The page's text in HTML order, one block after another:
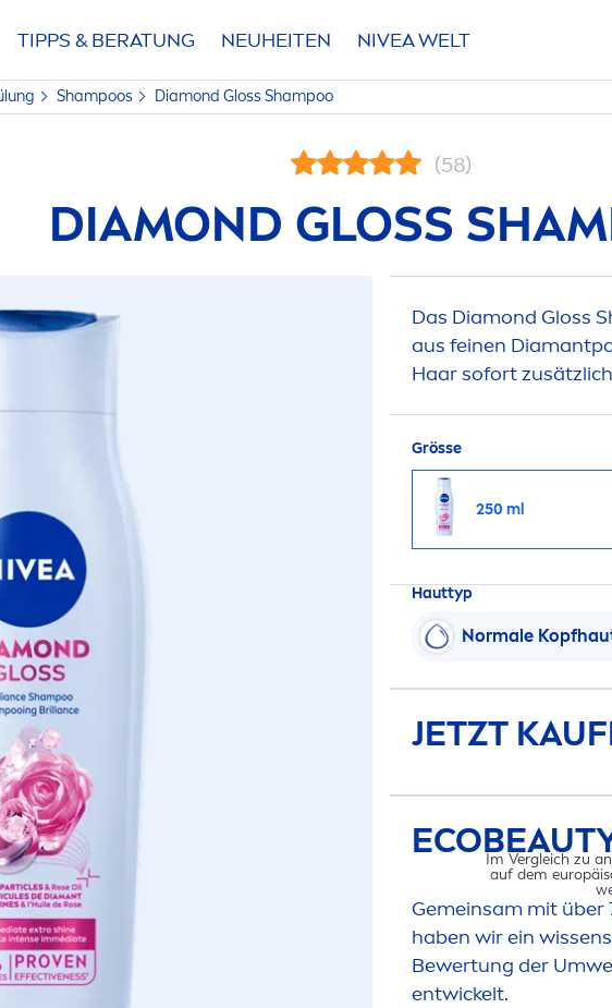
TIPPS & BERATUNG NEUHEITEN NIVEAWELT
Shampoos Diamond Gloss Shampoo
(58)
DIAMOND GLOSS
Das Diamond Gloss
aus feinen
Haar sofort
Grösse
250 ml
Hauttyp
Normale
JETZT
ECO Im Vergleich zu
auf dem
Gemeinsam mit über
haben wir ein
Bewertung der
entwickelt.